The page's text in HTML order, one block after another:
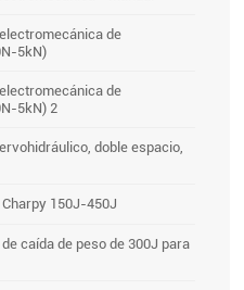
de
5kN)
de
5kN) 2
doble espacio,
150J-450J
caída de peso de 300J para